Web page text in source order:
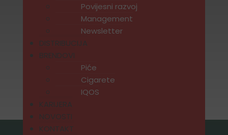
Povijesni razvoj
Management
Newsletter
DISTRIBUCIJA
BRENDOVI
Piće
Cigarete
IQOS
KARIJERA
NOVOSTI
KONTAKT